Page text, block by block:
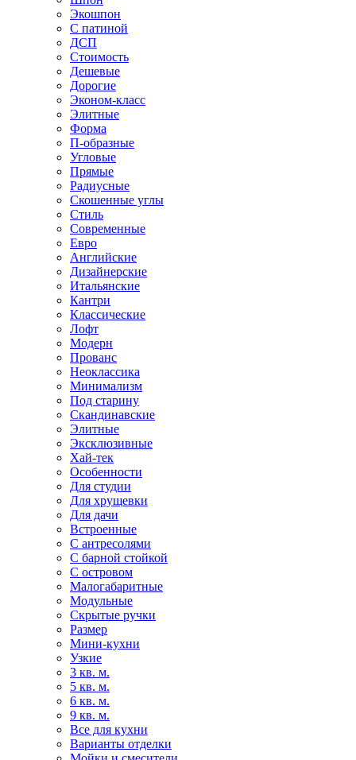
Экошпон
С патиной
ДСП
Стоимость
Дешевые
Дорогие
Эконом-класс
Элитные
Форма
П-образные
Угловые
Прямые
Радиусные
Скошенные углы
Стиль
Современные
Евро
Английские
Дизайнерские
Итальянские
Кантри
Классические
Лофт
Модерн
Прованс
Неоклассика
Минимализм
Под старину
Скандинавские
Элитные
Эксклюзивные
Хай-тек
Особенности
Для студии
Для хрущевки
Для дачи
Встроенные
С антресолями
С барной стойкой
С островом
Малогабаритные
Модульные
Скрытые ручки
Размер
Мини-кухни
Узкие
3 кв. м.
5 кв. м.
6 кв. м.
9 кв. м.
Все для кухни
Варианты отделки